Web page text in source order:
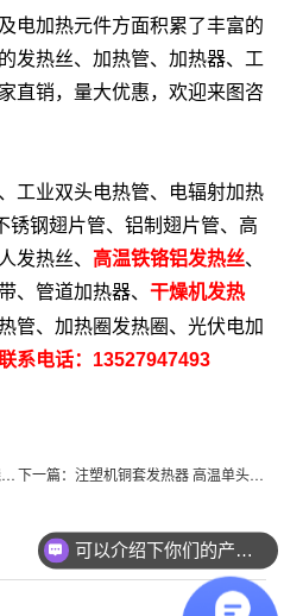
电加热元件方面积累了丰富的
发热丝、加热管、加热器、工
直销，量大优惠，欢迎来图咨
、工业双头电热管、电辐射加热
锈钢翅片管、铝制翅片管、高
发热丝、 高温铁铬铝发热丝、
、管道加热器、 干燥机发热
管、加热圈发热圈、光伏电加
系电话：13527947493
下一篇： 注塑机铜套发热器 高温单头加热管 空气干烧电热管
可以介绍下你们的产品么？